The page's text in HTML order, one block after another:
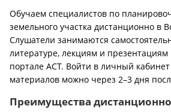
Обучаем специалистов по
земельного участка дистанционно в
Слушатели занимаются
литературе, лекциям и презентациям
портале АСТ. Войти в личный
материалов можно через 2–3 дня
Преимущества